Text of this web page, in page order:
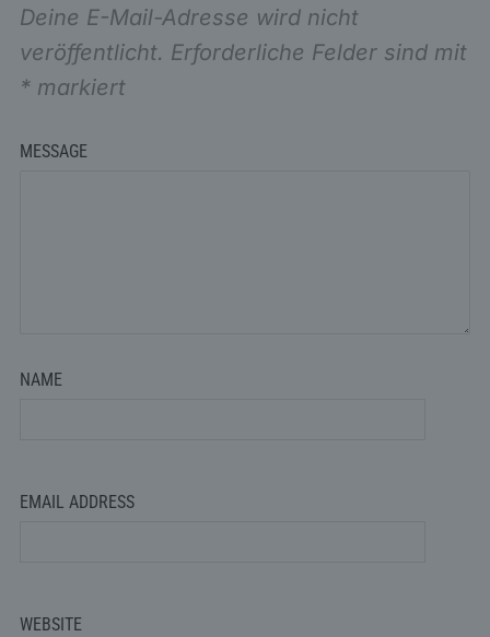
Deine E-Mail-Adresse wird nicht
veröffentlicht. Erforderliche Felder sind mit
*markiert
MESSAGE
NAME
EMAIL ADDRESS
WEBSITE